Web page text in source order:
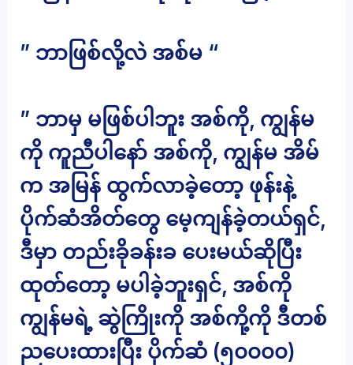
” ဘာဖြစ်လို့လဲ အစ်မ “
” ဘာမှ မဖြစ်ပါဘူး အစ်ကို, ကျွန်မ
ကို ကူညီပါနော် အစ်ကို, ကျွန်မ အိမ်
က အမြန် ထွက်လာခဲ့တော့ ဖုန်းနဲ့
ပိုက်ဆံအိတ်တွေ မေ့ကျန်ခဲ့တယ်ရှင်,
ဒီမှာ တည်းခိုခန်းခ ပေးမယ်ဆိုပြီး
ထုတ်တော့ မပါခဲ့ဘူးရှင်, အစ်ကို
ကျွန်မရဲ့ ဆွဲကြိုးကို အစ်ကို့ကို ဒီတစ်
ညပေးထားပြီး ပိုက်ဆံ (၅၀၀၀၀)